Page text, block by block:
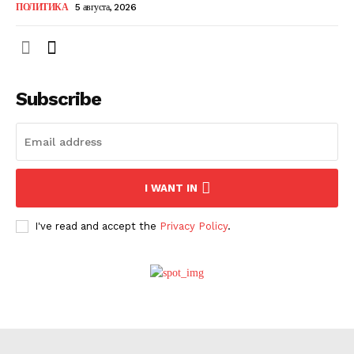
ПОЛИТИКА 5 августа, 2026
Subscribe
I WANT IN
I've read and accept the Privacy Policy.